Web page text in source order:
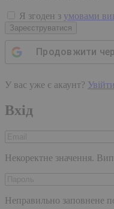
Я згоден з умовами
Зареєструватися
Продовжити
У вас уже є акаунт? Увійти
Вхід
Некоректне значення.
Неправильно заповнене